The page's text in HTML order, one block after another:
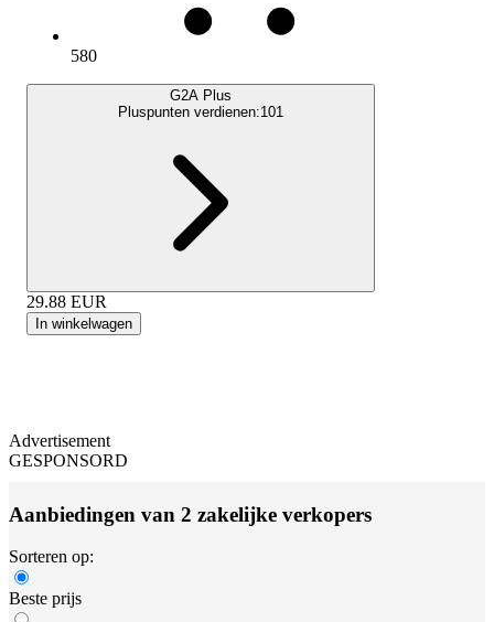
580
G2A Plus
Pluspunten verdienen:101
29.88 EUR
In winkelwagen
Advertisement
GESPONSORD
Aanbiedingen van 2 zakelijke verkopers
Sorteren op:
Beste prijs